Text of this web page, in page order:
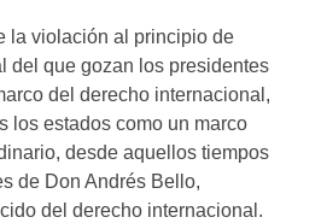
la violación al principio de
del que gozan los presidentes
del derecho internacional,
los estados como un marco
desde aquellos tiempos
de Don Andrés Bello,
del derecho internacional.